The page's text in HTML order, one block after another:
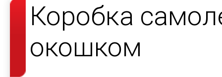
Коробка
окошком